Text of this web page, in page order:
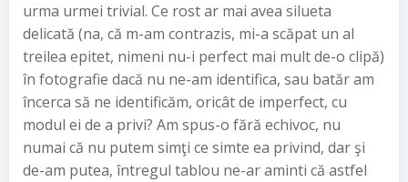
urma urmei trivial. Ce rost ar mai avea silueta
delicată (na, că m-am contrazis, mi-a scăpat un al
treilea epitet, nimeni nu-i perfect mai mult de-o clipă)
în fotografie dacă nu ne-am identifica, sau batăr am
încerca să ne identificăm, oricât de imperfect, cu
modul ei de a privi? Am spus-o fără echivoc, nu
numai că nu putem simţi ce simte ea privind, dar şi
de-am putea, întregul tablou ne-ar aminti că astfel